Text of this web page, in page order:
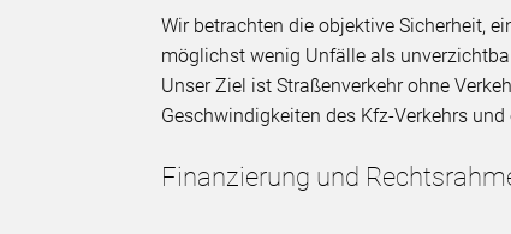
Wir betrachten die objektive Sicherheit,
möglichst wenig Unfälle als
Unser Ziel ist Straßenverkehr ohne
Geschwindigkeiten des Kfz-Verkehrs
Finanzierung und